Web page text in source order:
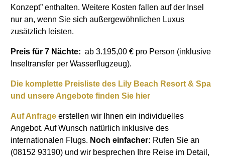
Konzept” enthalten. Weitere Kosten fallen auf der Insel
nur an, wenn Sie sich außergewöhnlichen Luxus
zusätzlich leisten.
Preis für 7 Nächte: ab 3.195,00 € pro Person (inklusive
Inseltransfer per Wasserflugzeug).
Die komplette Preisliste des Lily Beach Resort & Spa
und unsere Angebote finden Sie hier
Auf Anfrage erstellen wir Ihnen ein individuelles
Angebot. Auf Wunsch natürlich inklusive des
internationalen Flugs. Noch einfacher: Rufen Sie an
(08152 93190) und wir besprechen Ihre Reise im Detail,